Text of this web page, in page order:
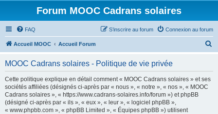
Forum MOOC Cadrans solaires
FAQ Connexion au forum
S’inscrire au forum
Accueil MOOC Accueil Forum
MOOC Cadrans solaires - Politique de vie privée
Cette politique explique en détail comment « MOOC Cadrans solaires » et ses
sociétés affiliées (désignés ci-après par « nous », « notre », « nos », « MOOC
Cadrans solaires », « https://www.cadrans-solaires.info/forum ») et phpBB
(désigné ci-après par « ils », « eux », « leur », « logiciel phpBB »,
« www.phpbb.com », « phpBB Limited », « Équipes phpBB ») utilisent